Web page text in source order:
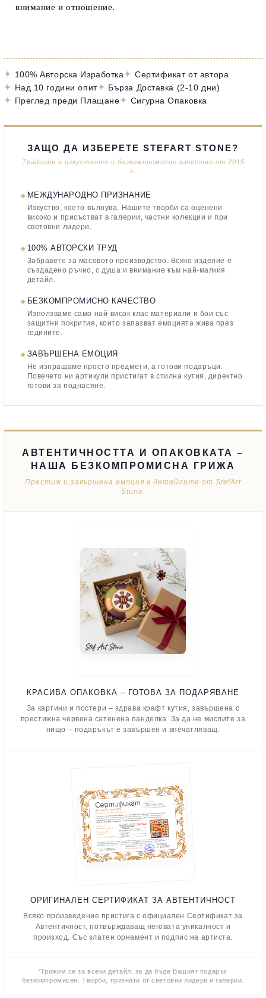
внимание и отношение.
✦ 100% Авторска Изработка✦ Сертификат от автора
✦ Над 10 години опит✦ Бърза Доставка (2-10 дни)
✦ Преглед преди Плащане✦ Сигурна Опаковка
ЗАЩО ДА ИЗБЕРЕТЕ STEFART STONE?
Традиция в изкуството и безкомпромисно качество от 2015
г.
✦ МЕЖДУНАРОДНО ПРИЗНАНИЕ
Изкуство, което вълнува. Нашите творби са оценени
високо и присъстват в галерии, частни колекции и при
световни лидери.
✦ 100% АВТОРСКИ ТРУД
Забравете за масовото производство. Всяко изделие е
създадено ръчно, с душа и внимание към най-малкия
детайл.
✦ БЕЗКОМПРОМИСНО КАЧЕСТВО
Използваме само най-висок клас материали и бои със
защитни покрития, които запазват емоцията жива през
годините.
✦ЗАВЪРШЕНА ЕМОЦИЯ
Не изпращаме просто предмети, а готови подаръци.
Повечето ни артикули пристигат в стилна кутия, директно
готови за поднасяне.
АВТЕНТИЧНОСТТА И ОПАКОВКАТА –
НАША БЕЗКОМПРОМИСНА ГРИЖА
Престиж и завършена емоция в детайлите от StefArt
Stone.
КРАСИВА ОПАКОВКА – ГОТОВА ЗА ПОДАРЯВАНЕ
За картини и постери – здрава крафт кутия, завършена с
престижна червена сатенена панделка. За да не мислите за
нищо – подаръкът е завършен и впечатляващ.
ОРИГИНАЛЕН СЕРТИФИКАТ ЗА АВТЕНТИЧНОСТ
Всяко произведение пристига с официален Сертификат за
Автентичност, потвърждаващ неговата уникалност и
произход. Със златен орнамент и подпис на артиста.
*Грижим се за всеки детайл, за да бъде Вашият подарък
безкомпромисен. Творби, признати от световни лидери и галерии.